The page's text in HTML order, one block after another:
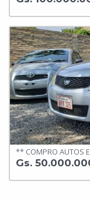
** COMPRO AUTOS
Gs.